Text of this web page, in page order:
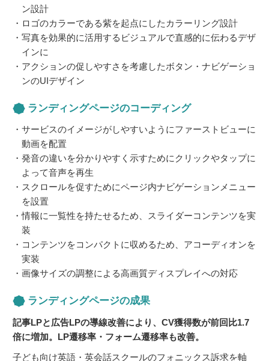
ン設計
ロゴのカラーである紫を起点にしたカラーリング設計
写真を効果的に活用するビジュアルで直感的に伝わるデザ
インに
アクションの促しやすさを考慮したボタン・ナビゲーショ
ンのUIデザイン
ランディングページのコーディング
サービスのイメージがしやすいようにファーストビューに
動画を配置
発音の違いを分かりやすく示すためにクリックやタップに
よって音声を再生
スクロールを促すためにページ内ナビゲーションメニュー
を設置
情報に一覧性を持たせるため、スライダーコンテンツを実
装
コンテンツをコンパクトに収めるため、アコーディオンを
実装
画像サイズの調整による高画質ディスプレイへの対応
ランディングページの成果
記事LPと広告LPの導線改善により、CV獲得数が前回比1.7
倍に増加。LP遷移率・フォーム遷移率も改善。
子ども向け英語・英会話スクールのフォニックス訴求を軸